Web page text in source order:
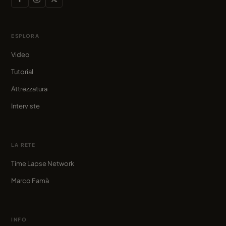
ESPLORA
Video
Tutorial
Attrezzatura
Interviste
LA RETE
Time Lapse Network
Marco Famà
INFO